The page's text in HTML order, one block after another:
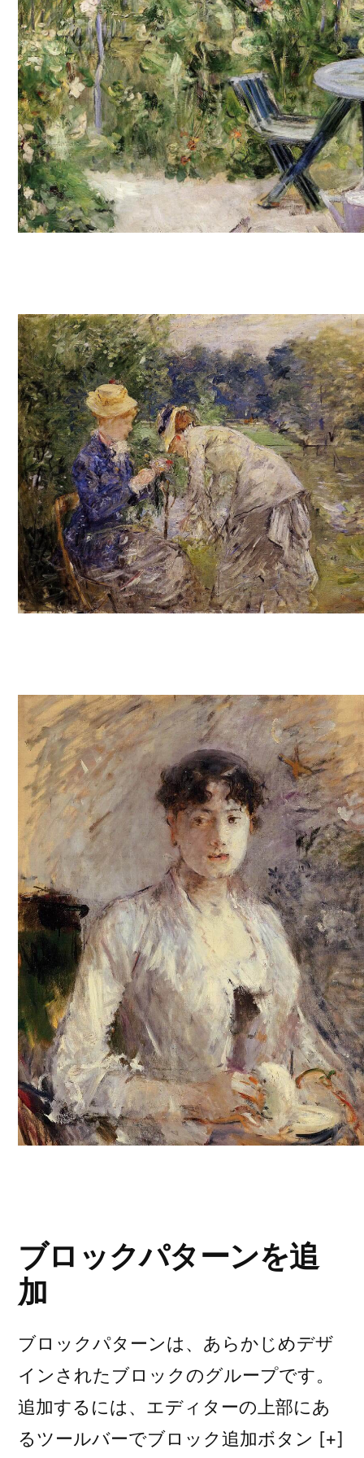
ブロックパターンを追
加
ブロックパターンは、あらかじめデザ
インされたブロックのグループです。
追加するには、エディターの上部にあ
るツールバーでブロック追加ボタン [+]